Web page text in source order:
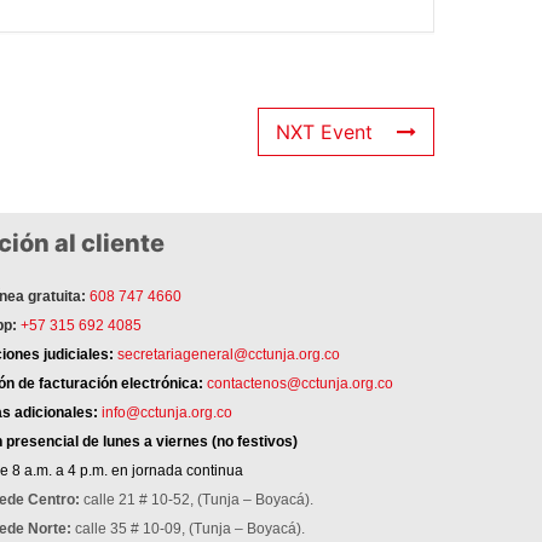
NXT Event
al cliente
gratuita: 608 747 4660
+57 315 692 4085
judiciales: secretariageneral@cctunja.org.co
de facturación electrónica: contactenos@cctunja.org.co
adicionales: info@cctunja.org.co
presencial de lunes a viernes (no festivos)
8 a.m. a 4 p.m. en jornada continua
Centro: calle 21 # 10-52, (Tunja – Boyacá).
Norte: calle 35 # 10-09, (Tunja – Boyacá).